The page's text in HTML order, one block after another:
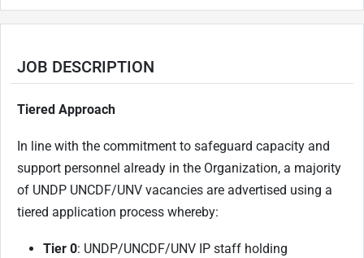
JOB DESCRIPTION
Tiered Approach
In line with the commitment to safeguard capacity and
support personnel already in the Organization, a majority
of UNDP UNCDF/UNV vacancies are advertised using a
tiered application process whereby:
Tier 0: UNDP/UNCDF/UNV IP staff holding